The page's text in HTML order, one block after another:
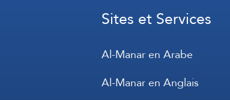
Sites et Services
Al-Manar en Arabe
Al-Manar en Anglais